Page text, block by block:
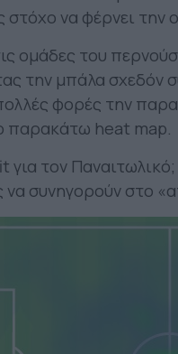
να φέρνει την
ομάδες του
την μπάλα σχεδόν
φορές την
παρακάτω heat map.
για τον
να συνηγορούν στο